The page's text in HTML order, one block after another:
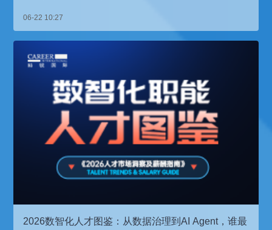
06-22 10:27
2026数智化人才图鉴：从数据治理到AI Agent，谁最